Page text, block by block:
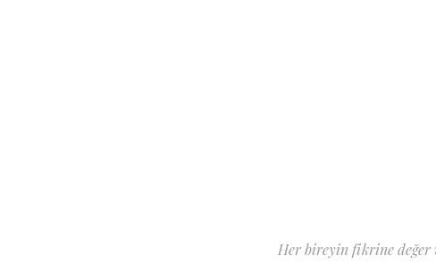
Her bireyin fikrine değer